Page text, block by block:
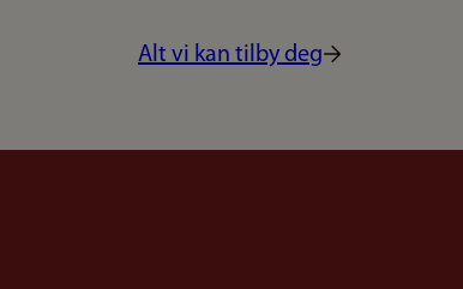
Alt vi kan tilby deg